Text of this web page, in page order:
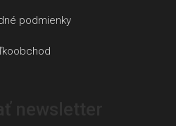
podmienky